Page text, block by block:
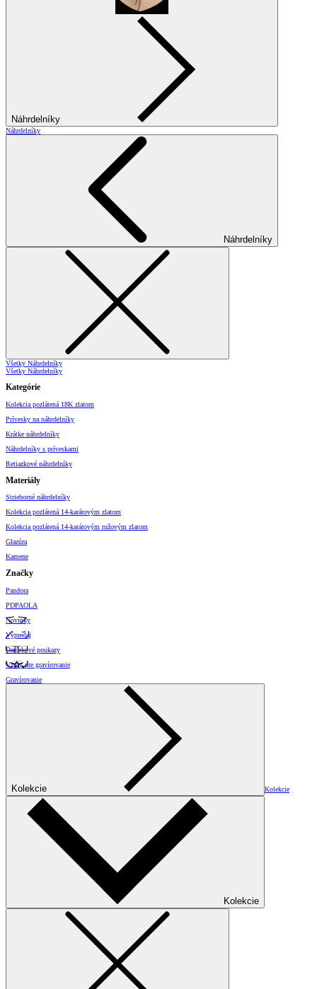
Náhrdelníky
Náhrdelníky
Náhrdelníky
Všetky Náhrdelníky
Všetky Náhrdelníky
Kategórie
Kolekcia pozlátená 18K zlatom
Prívesky na náhrdelníky
Krátke náhrdelníky
Náhrdelníky s príveskami
Retiazkové náhrdelníky
Materiály
Strieborné náhrdelníky
Kolekcia pozlátená 14-karátovým zlatom
Kolekcia pozlátená 14-karátovým ružovým zlatom
Glazúra
Kamene
Značky
Pandora
PDPAOLA
Novinky
Výpredaj
Darčekové poukazy
Vzory pre gravírovanie
Gravírovanie
Kolekcie Kolekcie
Kolekcie